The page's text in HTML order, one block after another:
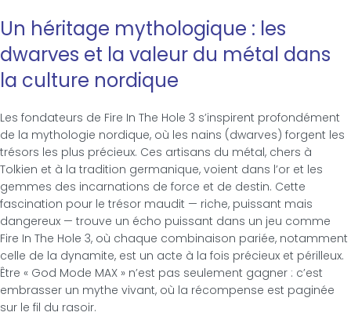
Un héritage mythologique : les
dwarves et la valeur du métal dans
la culture nordique
Les fondateurs de Fire In The Hole 3 s’inspirent profondément
de la mythologie nordique, où les nains (dwarves) forgent les
trésors les plus précieux. Ces artisans du métal, chers à
Tolkien et à la tradition germanique, voient dans l’or et les
gemmes des incarnations de force et de destin. Cette
fascination pour le trésor maudit — riche, puissant mais
dangereux — trouve un écho puissant dans un jeu comme
Fire In The Hole 3, où chaque combinaison pariée, notamment
celle de la dynamite, est un acte à la fois précieux et périlleux.
Être « God Mode MAX » n’est pas seulement gagner : c’est
embrasser un mythe vivant, où la récompense est paginée
sur le fil du rasoir.